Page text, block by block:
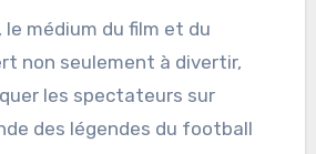
et engageante. Cette
aide à solidifier le
au sein de la culture
que leurs